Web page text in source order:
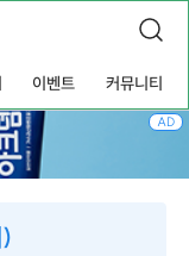
이벤트 커뮤니티
AD